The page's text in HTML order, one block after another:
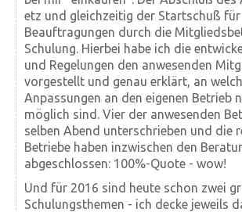
etz und gleichzeitig der Startschuß
Beauftragungen durch die
Schulung. Hierbei habe ich die
und Regelungen den anwesenden
vorgestellt und genau erklärt, an
Anpassungen an den eigenen Betrieb
möglich sind. Vier der anwesenden
selben Abend unterschrieben und die
Betriebe haben inzwischen den
abgeschlossen: 100%-Quote - wow!
Und für 2016 sind heute schon zwei
Schulungsthemen - ich decke jeweils